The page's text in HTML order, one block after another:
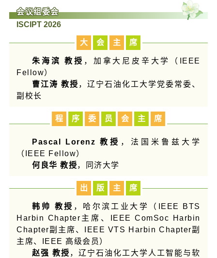
会议组委会
ISCIPT 2026
大 会 主 席
朱海滨 教授 ， 加拿大尼皮辛大学（IEEE
Fellow）
曹江涛 教授 ，辽宁石油化工大学党委常委、
副校长
程 序 委 员 会 主 席
Pascal Lorenz 教授 ， 法国米鲁兹大学
（IEEE Fellow）
何良华 教授， 同济大学
出 版 主 席
韩帅 教授 ，哈尔滨工业大学（I EEE BTS
Harbin Chapter主席、
IEEE ComSoc Harbin
Chapter副主席、
IEEE VTS Harbin Chapter副
主席、
IEEE 高级会员 ）
赵强 教授 ，辽宁石油化工大学人工智能与软